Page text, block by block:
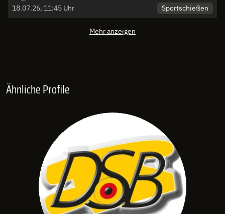
18.07.26, 11:45 Uhr
Sportschießen
Mehr anzeigen
Ähnliche Profile